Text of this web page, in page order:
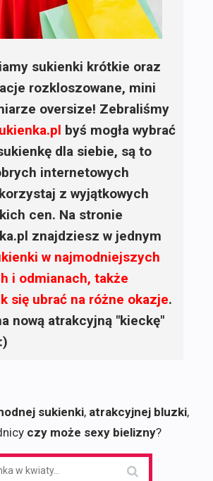
sukienki krótkie oraz
rozkloszowane, mini
oversize! Zebraliśmy
byś mogła wybrać
dla siebie, są to
internetowych
z wyjątkowych
cen. Na stronie
znajdziesz w jednym
w najmodniejszych
i odmianach, także
się ubrać na różne okazje.
nową atrakcyjną "kieckę"
sukienki, atrakcyjnej bluzki,
czy może sexy bielizny?